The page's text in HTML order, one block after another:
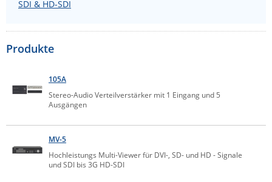
Datenlogger
Remote I/O
IPC, Industrielle Netzwerktechnik & WLAN
Wi-Fi - WLAN - Wireless
Serverräume
RMA / Rücksendung / Support
CompleTech
Contemporary Controls
Eaton
Fokus Technologies
SDI & HD-SDI
Produkte
105A
Stereo-Audio Verteilverstärker mit 1 Eingang und 5
Ausgängen
MV-5
Hochleistungs Multi-Viewer für DVI-, SD- und HD - Signale
und SDI bis 3G HD-SDI